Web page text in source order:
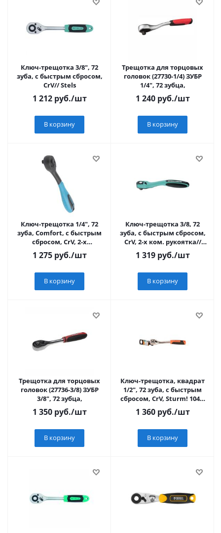
Ключ-трещотка 3/8", 72
зуба, с быстрым сбросом,
CrV// Stels
1 212руб./шт
В корзину
Трещотка для торцовых
головок (27730-1/4) ЗУБР
1/4", 72 зубца,
1 240руб./шт
В корзину
Ключ-трещотка 1/4", 72
зуба, Comfort, с быстрым
сбросом, CrV, 2-х
комп.рукоятка GROSS
1 275руб./шт
В корзину
Ключ-трещотка 3/8, 72
зуба, с быстрым сбросом,
CrV, 2-х ком. рукоятка//
Stels
1 319руб./шт
В корзину
Трещотка для торцовых
головок (27736-3/8) ЗУБР
3/8", 72 зубца,
1 350руб./шт
В корзину
Ключ-трещотка, квадрат
1/2", 72 зуба, с быстрым
сбросом, CrV, Sturm! 1045-
17-R1/2
1 360руб./шт
В корзину